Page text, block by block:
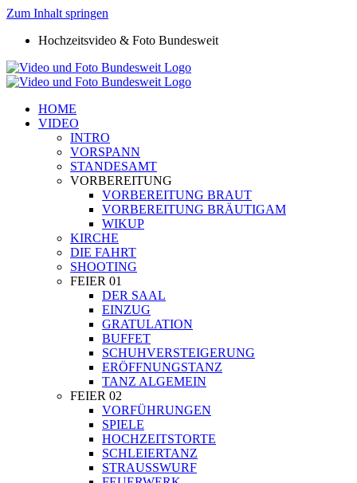
Zum Inhalt springen
Hochzeitsvideo & Foto Bundesweit
HOME
VIDEO
INTRO
VORSPANN
STANDESAMT
VORBEREITUNG
VORBEREITUNG BRAUT
VORBEREITUNG BRÄUTIGAM
WIKUP
KIRCHE
DIE FAHRT
SHOOTING
FEIER 01
DER SAAL
EINZUG
GRATULATION
BUFFET
SCHUHVERSTEIGERUNG
ERÖFFNUNGSTANZ
TANZ ALGEMEIN
FEIER 02
VORFÜHRUNGEN
SPIELE
HOCHZEITSTORTE
SCHLEIERTANZ
STRAUSSWURF